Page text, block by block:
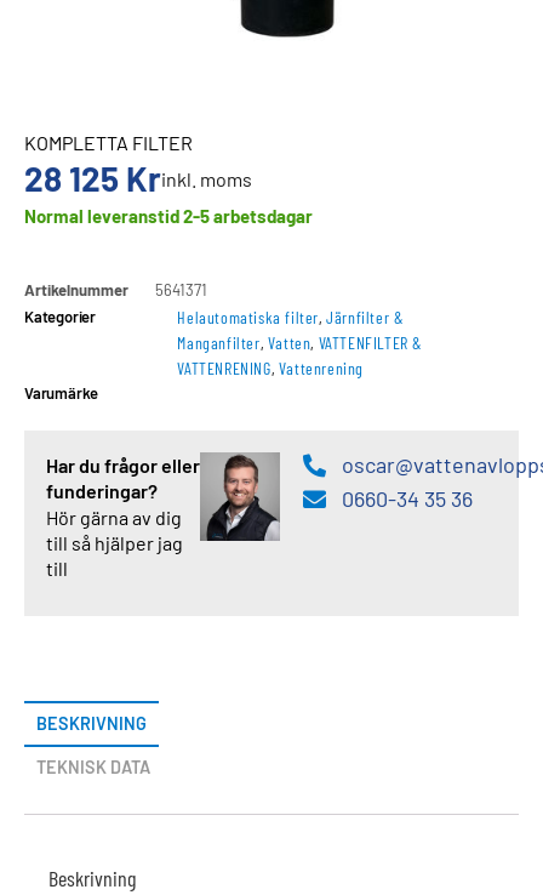
KOMPLETTA FILTER
28 125 Krinkl. moms
Normal leveranstid 2-5 arbetsdagar
Artikelnummer
5641371
Kategorier
Helautomatiska filter,Järnfilter &
Manganfilter, Vatten, VATTENFILTER &
VATTENRENING, Vattenrening
Varumärke
Har du frågor eller
funderingar?
Hör gärna av dig
till så hjälper jag
till
0660-34 35 36
BESKRIVNING
TEKNISK DATA
Beskrivning